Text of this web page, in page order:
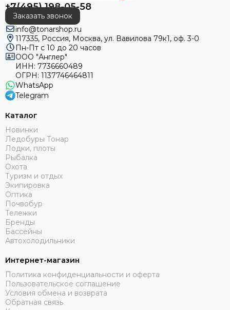
+7(495) 198-05-58
Заказать звонок
info@tonarshop.ru
117335, Россия, Москва, ул. Вавилова 79к1, оф. 3-0
Пн-Пт с 10 до 20 часов
ООО "Англер"
ИНН: 7736660489
ОГРН: 1137746464811
WhatsApp
Telegram
Каталог
Новинки
Ледобуры Тонар
Лодки, плоты
Рыбалка
Охота
Туризм и отдых
Экипировка
Оптика
Почвобур
Тележки
Бренды
Бассейны
Автохолодильники
Интернет-магазин
Политика конфиденциальности и оферта
Пользовательское соглашение
Условия обмена и возврата
Обратная связь